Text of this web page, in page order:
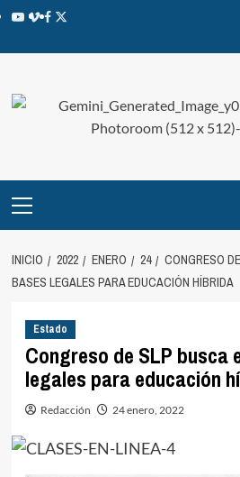
INICIO 2022 ENERO 24
CONGRESO
BASES LEGALES PARA EDUCACIÓN HÍBRIDA
Estado
Congreso de SLP busca
legales para educación
Redacción 24 enero, 2022